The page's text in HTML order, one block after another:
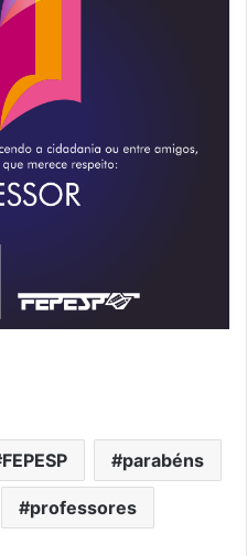
FEPESP parabéns
professores